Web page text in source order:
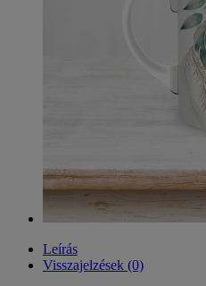
Leírás
Visszajelzések (0)